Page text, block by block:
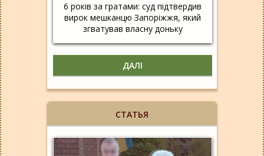
6 років за гратами: суд підтвердив
вирок мешканцю Запоріжжя, який
згватував власну доньку
ДАЛІ
СТАТЬЯ